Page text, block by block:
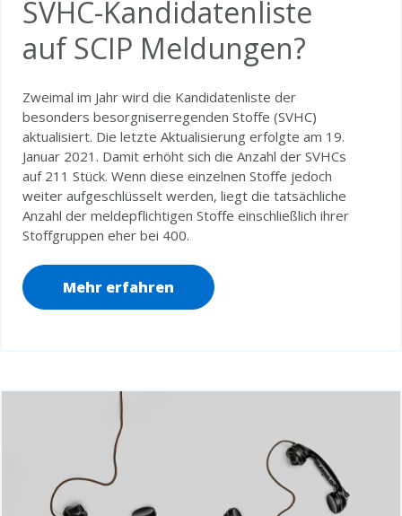
SVHC-Kandidatenliste
auf SCIP Meldungen?
Zweimal im Jahr wird die Kandidatenliste der
besonders besorgniserregenden Stoffe (SVHC)
aktualisiert. Die letzte Aktualisierung erfolgte am 19.
Januar 2021. Damit erhöht sich die Anzahl der SVHCs
auf 211 Stück. Wenn diese einzelnen Stoffe jedoch
weiter aufgeschlüsselt werden, liegt die tatsächliche
Anzahl der meldepflichtigen Stoffe einschließlich ihrer
Stoffgruppen eher bei 400.
Mehr erfahren